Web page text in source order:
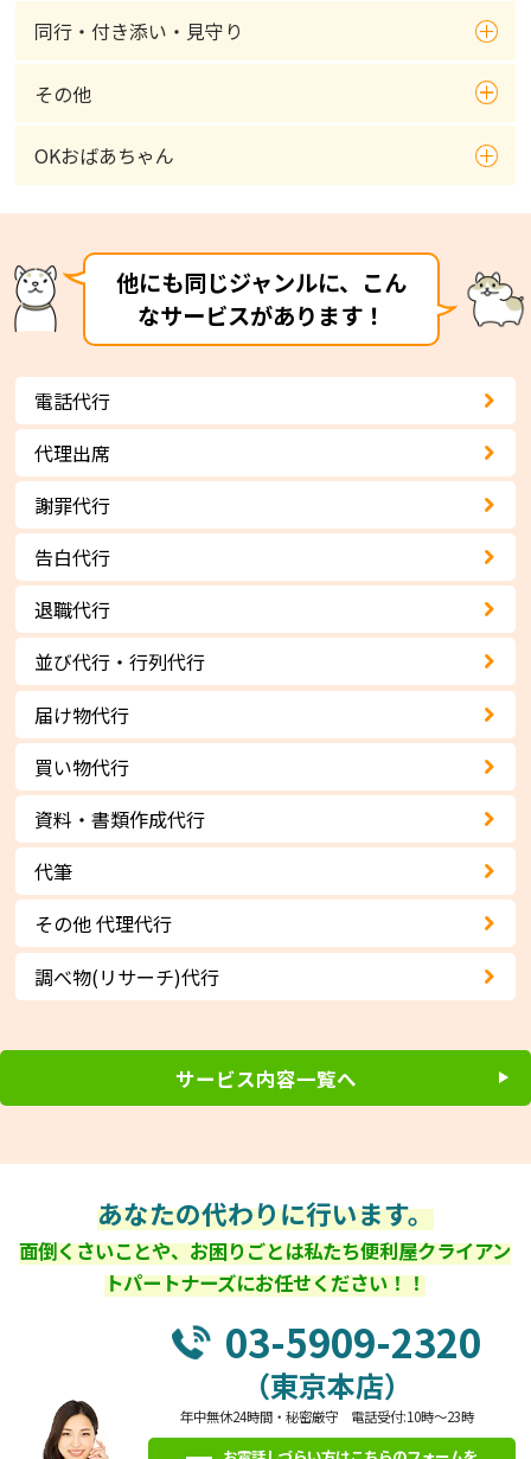
同行・付き添い・見守り
その他
OKおばあちゃん
他にも同じジャンルに、こん
なサービスがあります！
電話代行
代理出席
謝罪代行
告白代行
退職代行
並び代行・行列代行
届け物代行
買い物代行
資料・書類作成代行
代筆
その他 代理代行
調べ物(リサーチ)代行
サービス内容一覧へ
あなたの代わりに行います。
面倒くさいことや、お困りごとは私たち便利屋クライアン
トパートナーズにお任せください！！
03-5909-2320
（東京本店）
年中無休24時間・秘密厳守 電話受付:10時～23時